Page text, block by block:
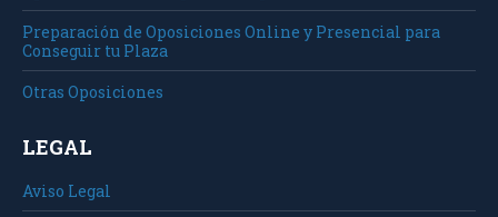
Preparación de Oposiciones Online y Presencial para
Conseguir tu Plaza
Otras Oposiciones
LEGAL
Aviso Legal